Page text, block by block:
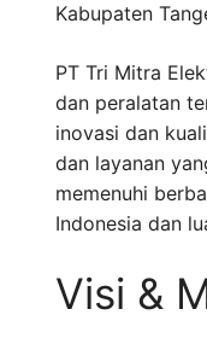
Kabupaten
PT Tri Mitra
dan peralatan
inovasi dan
dan layanan
memenuhi
Indonesia dan
Visi &